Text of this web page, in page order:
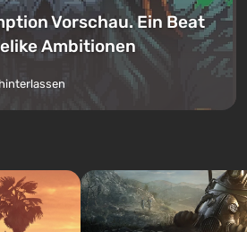
Vorschau. Ein Beat
Ambitionen